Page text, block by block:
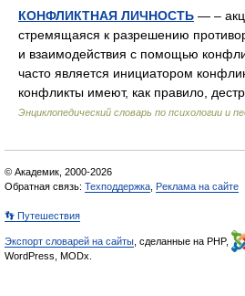
КОНФЛИКТНАЯ ЛИЧНОСТЬ — –
стремящаяся к разрешению
и взаимодействия с помощью
часто является инициатором
конфликты имеют, как правило,
Энциклопедический словарь по психологии и
© Академик, 2000-2026
Обратная связь: Техподдержка Реклама на сайте
👣 Путешествия
Экспорт словарей на сайты , сделанные на PHP,
WordPress, MODx.